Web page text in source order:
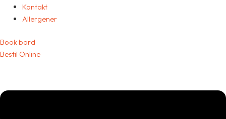
Kontakt
Allergener
Book bord
Bestil Online